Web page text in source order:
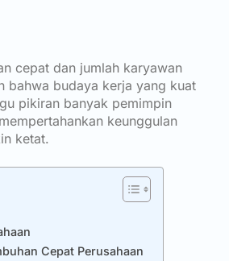
cepat dan jumlah karyawan
bahwa budaya kerja yang kuat
pikiran banyak pemimpin
keunggulan
ketat.
Cepat Perusahaan